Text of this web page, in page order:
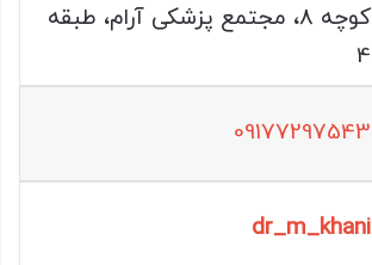
کوچه 8، مجتمع پزشکی آرام، طبقه
4
09177297543
dr_m_khani